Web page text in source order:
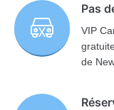
Pas
VIP
de